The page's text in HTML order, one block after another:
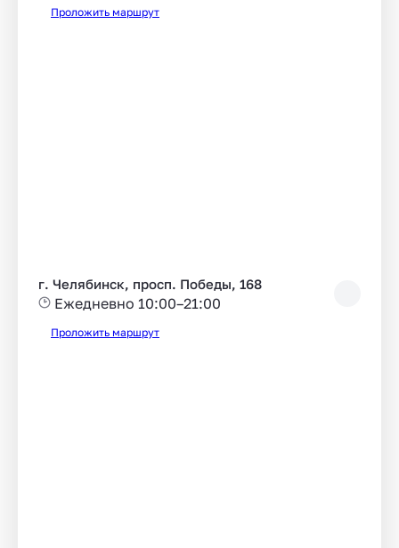
Проложить маршрут
г. Челябинск, просп. Победы, 168
Ежедневно 10:00–21:00
Проложить маршрут